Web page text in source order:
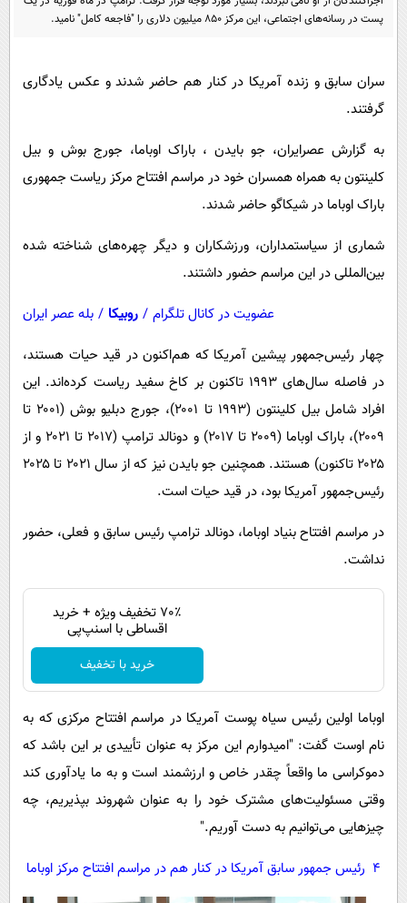
سرگرمی
گوناگون
محیط زیست
سلامت
فرهنگی
بین الملل
اجتماعی
حیات وحش
پیامک
آشپزی
پست در رسانه‌های اجتماعی، این مرکز ۸۵۰ میلیون دلاری را "فاجعه کامل" نامید.
سران سابق و زنده آمریکا در کنار هم حاضر شدند و عکس یادگاری
گرفتند.
به گزارش عصرایران، جو بایدن ، باراک اوباما، جورج بوش و بیل
کلینتون به همراه همسران خود در مراسم افتتاح مرکز ریاست جمهوری
باراک اوباما در شیکاگو حاضر شدند.
شماری از سیاستمداران، ورزشکاران و دیگر چهره‌های شناخته شده
بین‌المللی در این مراسم حضور داشتند.
عضویت در کانال تلگرام / روبیکا / بله عصر ایران
چهار رئیس‌جمهور پیشین آمریکا که هم‌اکنون در قید حیات هستند،
در فاصله سال‌های ۱۹۹۳ تاکنون بر کاخ سفید ریاست کرده‌اند. این
افراد شامل بیل کلینتون (۱۹۹۳ تا ۲۰۰۱)، جورج دبلیو بوش (۲۰۰۱ تا
۲۰۰۹)، باراک اوباما (۲۰۰۹ تا ۲۰۱۷) و دونالد ترامپ (۲۰۱۷ تا ۲۰۲۱ و از
۲۰۲۵ تاکنون) هستند. همچنین جو بایدن نیز که از سال ۲۰۲۱ تا ۲۰۲۵
رئیس‌جمهور آمریکا بود، در قید حیات است.
در مراسم افتتاح بنیاد اوباما، دونالد ترامپ رئیس سابق و فعلی، حضور
نداشت.
70٪ تخفیف ویژه + خرید
اقساطی با اسنپ‌پی
خرید با تخفیف
اوباما اولین رئیس سیاه پوست آمریکا در مراسم افتتاح مرکزی که به
نام اوست گفت: "امیدوارم این مرکز به عنوان تأییدی بر این باشد که
دموکراسی ما واقعاً چقدر خاص و ارزشمند است و به ما یادآوری کند
وقتی مسئولیت‌های مشترک خود را به عنوان شهروند بپذیریم، چه
چیزهایی می‌توانیم به دست آوریم."
4 رئیس جمهور سابق آمریکا در کنار هم در مراسم افتتاح مرکز اوباما